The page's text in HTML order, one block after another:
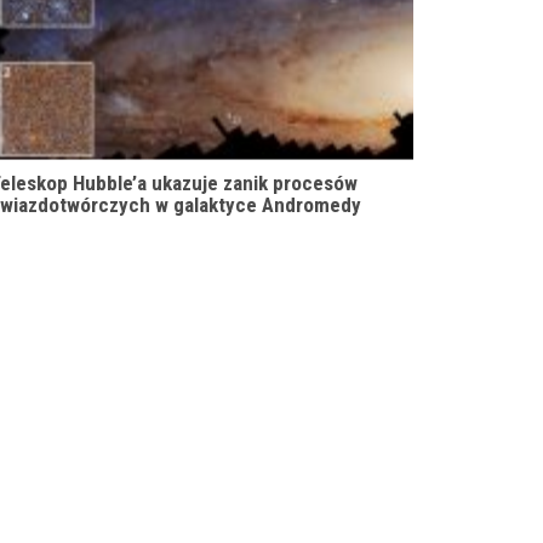
Hubble’a ukazuje zanik procesów
w galaktyce Andromedy